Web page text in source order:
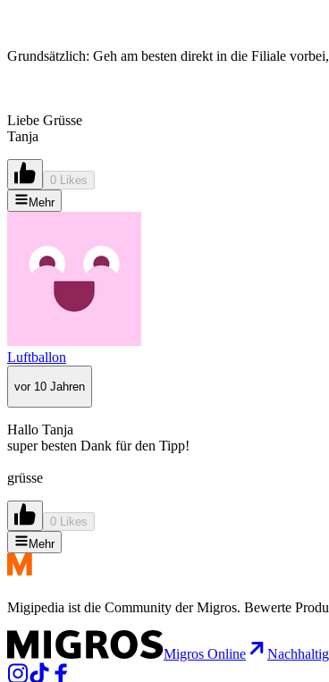
Grundsätzlich: Geh am besten direkt in die Filiale
Liebe Grüsse
Tanja
0 Likes
Mehr
Luftballon
vor 10 Jahren
Hallo Tanja
super besten Dank für den Tipp!
grüsse
0 Likes
Mehr
Migipedia ist die Community der Migros. Bewerte
Migros Online